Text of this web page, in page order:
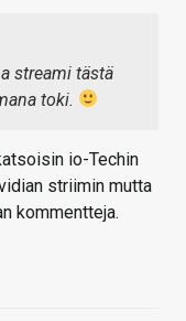
streami tästä
toki.
io-Techin
striimin mutta
kommentteja.